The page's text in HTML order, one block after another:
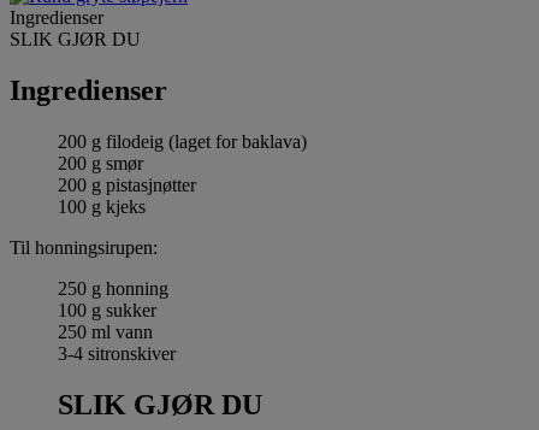
Ingredienser
SLIK GJØR DU
Ingredienser
200 g filodeig (laget for baklava)
200 g smør
200 g pistasjnøtter
100 g kjeks
Til honningsirupen:
250 g honning
100 g sukker
250 ml vann
3-4 sitronskiver
SLIK GJØR DU